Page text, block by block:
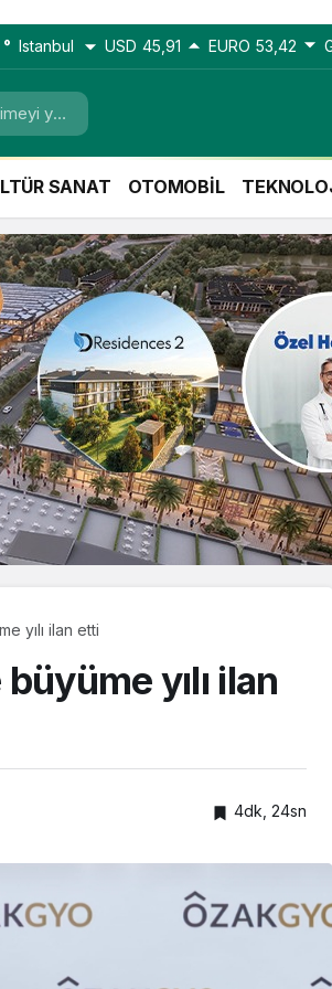
Istanbul USD 45,91 EURO 53,42
SANAT OTOMOBİL
yılı ilan etti
yılı ilan
4dk, 24sn